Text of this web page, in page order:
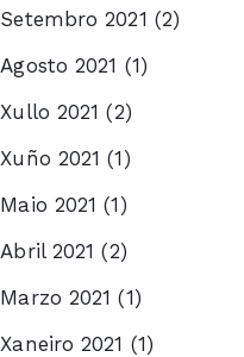
Setembro 2021 (2)
Agosto 2021 (1)
Xullo 2021 (2)
Xuño 2021 (1)
Maio 2021 (1)
Abril 2021 (2)
Marzo 2021 (1)
Xaneiro 2021 (1)